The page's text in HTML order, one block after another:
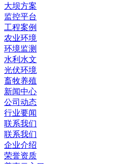
大坝方案
监控平台
工程案例
农业环境
环境监测
水利水文
光伏环境
畜牧养殖
新闻中心
公司动态
行业要闻
联系我们
联系我们
企业介绍
荣誉资质